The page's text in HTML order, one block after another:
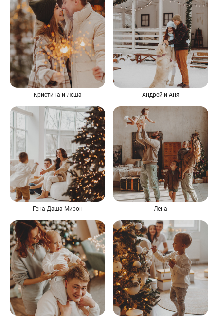
Кристина и Леша Андрей и Аня
Гена Даша Мирон Лена